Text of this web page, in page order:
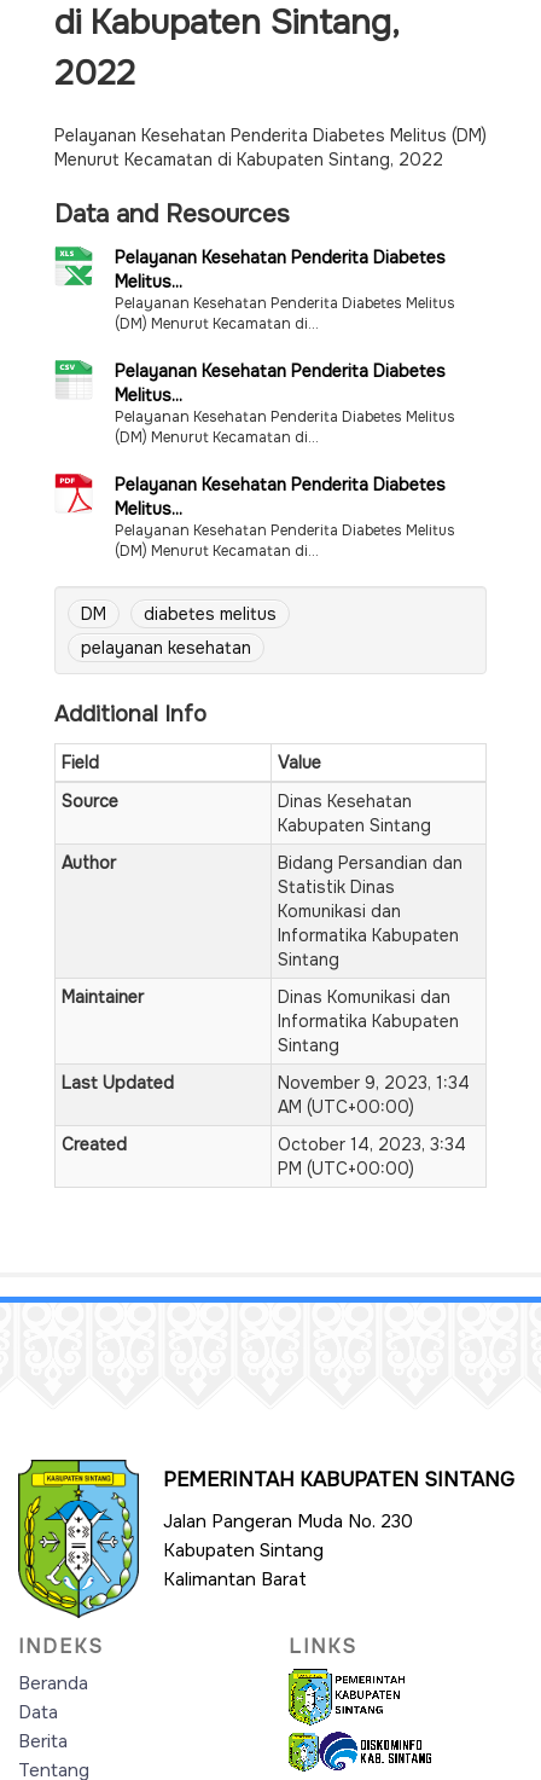
di Kabupaten Sintang,
2022
Pelayanan Kesehatan Penderita Diabetes Melitus (DM)
Menurut Kecamatan di Kabupaten Sintang, 2022
Data and Resources
Pelayanan Kesehatan Penderita Diabetes
Melitus...
Pelayanan Kesehatan Penderita Diabetes Melitus
(DM) Menurut Kecamatan di...
Pelayanan Kesehatan Penderita Diabetes
Melitus...
Pelayanan Kesehatan Penderita Diabetes Melitus
(DM) Menurut Kecamatan di...
Pelayanan Kesehatan Penderita Diabetes
Melitus...
Pelayanan Kesehatan Penderita Diabetes Melitus
(DM) Menurut Kecamatan di...
DM
diabetes melitus
pelayanan kesehatan
Additional Info
Field
Value
Source
Dinas Kesehatan
Kabupaten Sintang
Author
Bidang Persandian dan
Statistik Dinas
Komunikasi dan
Informatika Kabupaten
Sintang
Maintainer
Dinas Komunikasi dan
Informatika Kabupaten
Sintang
Last Updated
November 9, 2023, 1:34
AM (UTC+00:00)
Created
October 14, 2023, 3:34
PM (UTC+00:00)
PEMERINTAH KABUPATEN SINTANG
Jalan Pangeran Muda No. 230
Kabupaten Sintang
Kalimantan Barat
INDEKS
Beranda
Data
Berita
Tentang
LINKS